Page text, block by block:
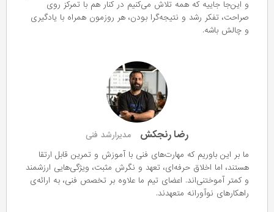
و این‌جا جاییه که همه تلاش می‌کنیم در کنار هم با تمرکز روی
صراحت، تفکر رشد و نتیجه‌گرا بودن، هر روزمون همراه با یادگیری
و چالش باشه.
رضا رنجکش
مدیرارشد فنی
ما بر این باوریم که مهارت‌های فنی با آموزش و تمرین قابل ارتقا
هستند، اما اخلاق حرفه‌ای، تعهد و نگرش مثبت، ویژگی‌هایی ارزشمند
و کمتر آموختنی‌اند. اعضای تیم ما علاوه بر تخصص فنی، به ارائه‌ی
راهکارهای نوآورانه متعهدند.